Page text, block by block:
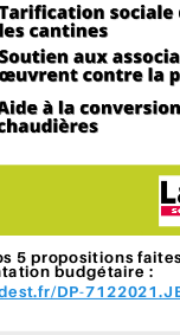
s 5 propositions faite
tation bud gétaire :
est.fr/ D P-71 22021 .J